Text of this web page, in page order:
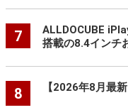
7
ALLDOCUBE
搭載の8.4インチ
8 【2026年8月最